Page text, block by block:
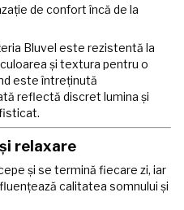
de confort încă de la
Bluvel este rezistentă la
și textura pentru o
este întreținută
reflectă discret lumina și
relaxare
și se termină fiecare zi, iar
calitatea somnului și